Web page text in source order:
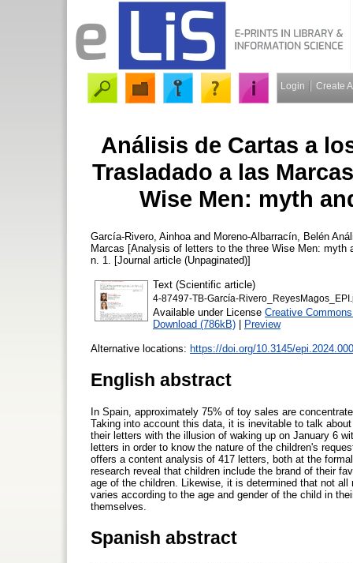
Login Create
Análisis de Cartas a
Trasladado a las
Wise Men: myth
García-Rivero, Ainhoa and Moreno-Albarracín, Belén
Marcas [Analysis of letters to the three Wise Men: myth
n. 1. [Journal article (Unpaginated)]
Text (Scientific article)
4-87497-TB-García-
Available under License Creative
Download (786kB) | Preview
Alternative locations: https://doi.org/10.3145/
English abstract
In Spain, approximately 75% of toy sales are
Taking into account this data, it is inevitable to talk
their letters with the illusion of waking up on January 6
letters in order to know the nature of the children's
offers a content analysis of 417 letters, both at the
research reveal that children include the brand of their
age of the children. Likewise, it is determined that not
varies according to the age and gender of the child in
themselves.
Spanish abstract